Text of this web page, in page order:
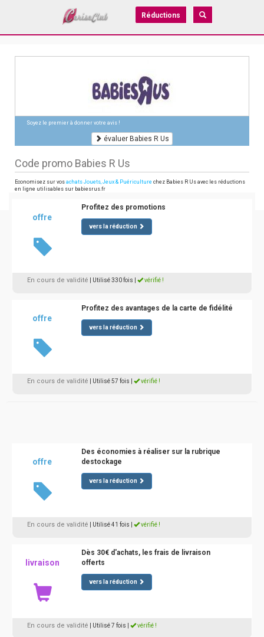
Réductions
Soyez le premier à donner votre avis !
évaluer Babies R Us
Code promo Babies R Us
Economisez sur vos achats Jouets, Jeux & Puériculture chez Babies R Us avec les réductions
en ligne utilisables sur babiesrus.fr
offre
Profitez des promotions
vers la réduction
En cours de validité | Utilisé 330 fois vérifié !
offre
Profitez des avantages de la carte de fidélité
vers la réduction
En cours de validité | Utilisé 57 fois vérifié !
offre
Des économies à réaliser sur la rubrique
destockage
vers la réduction
En cours de validité | Utilisé 41 fois vérifié !
livraison
Dès 30€ d'achats, les frais de livraison
offerts
vers la réduction
En cours de validité | Utilisé 7 fois vérifié !